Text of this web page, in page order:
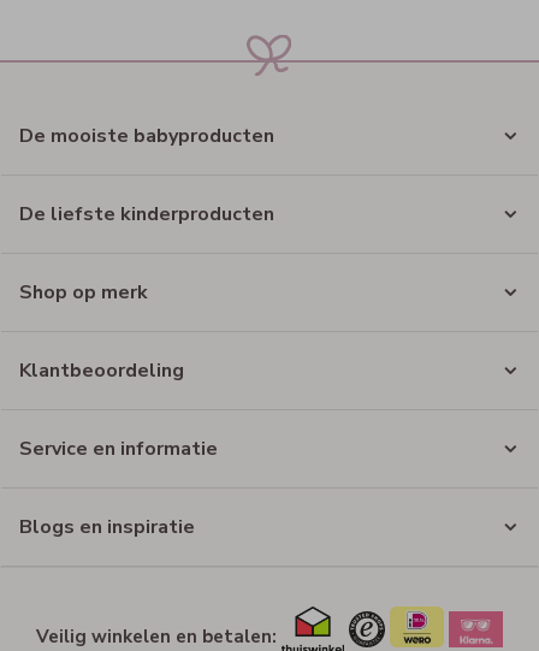
De mooiste babyproducten
De liefste kinderproducten
Shop op merk
Klantbeoordeling
Service en informatie
Blogs en inspiratie
Veilig winkelen en betalen: